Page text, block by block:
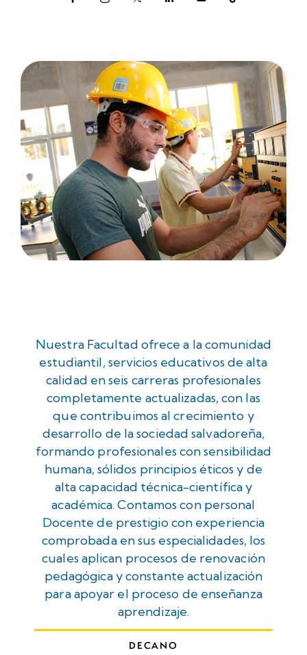
Nuestra Facultad ofrece a la comunidad
estudiantil, servicios educativos de alta
calidad en seis carreras profesionales
completamente actualizadas, con las
que contribuimos al crecimiento y
desarrollo de la sociedad salvadoreña,
formando profesionales con sensibilidad
humana, sólidos principios éticos y de
alta capacidad técnica-científica y
académica. Contamos con personal
Docente de prestigio con experiencia
comprobada en sus especialidades, los
cuales aplican procesos de renovación
pedagógica y constante actualización
para apoyar el proceso de enseñanza
aprendizaje.
DECANO